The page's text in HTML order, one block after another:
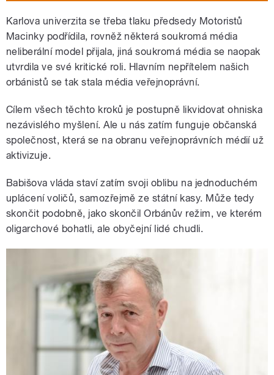
Karlova univerzita se třeba tlaku předsedy Motoristů
Macinky podřídila, rovněž některá soukromá média
neliberální model přijala, jiná soukromá média se naopak
utvrdila ve své kritické roli. Hlavním nepřítelem našich
orbánistů se tak stala média veřejnoprávní.
Cílem všech těchto kroků je postupně likvidovat ohniska
nezávislého myšlení. Ale u nás zatím funguje občanská
společnost, která se na obranu veřejnoprávních médií už
aktivizuje.
Babišova vláda staví zatím svoji oblibu na jednoduchém
uplácení voličů, samozřejmě ze státní kasy. Může tedy
skončit podobně, jako skončil Orbánův režim, ve kterém
oligarchové bohatli, ale obyčejní lidé chudli.